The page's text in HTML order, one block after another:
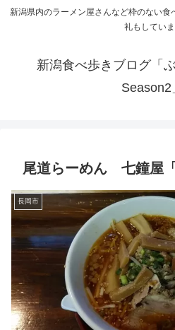
新潟県内のラーメン屋さんなど枠のない
礼もしていま
新潟食べ歩きブログ「
Season2
尾道らーめん 七鐘屋「
長岡市